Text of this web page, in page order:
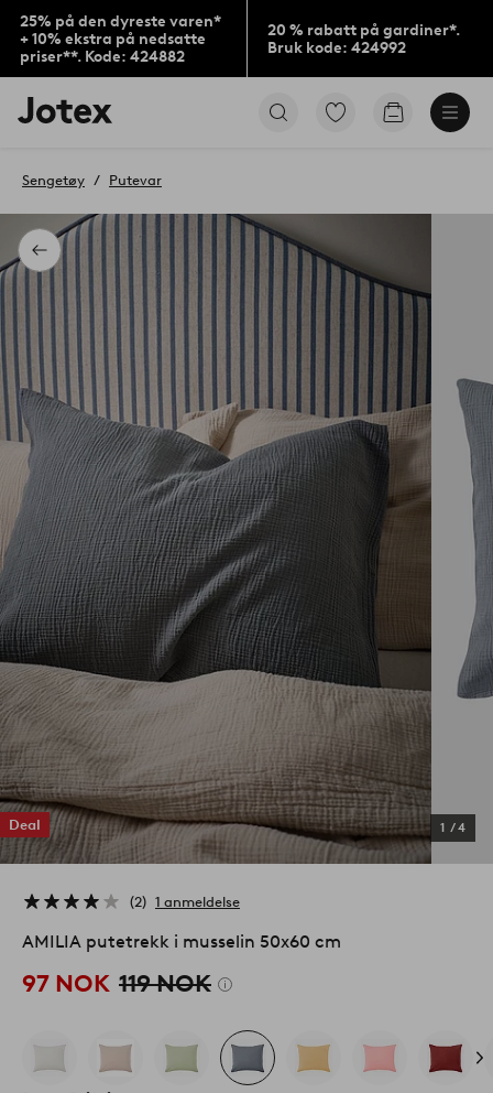
25% på den dyreste varen*
+ 10% ekstra på nedsatte
priser**. Kode: 424882
20 % rabatt på gardiner*.
Bruk kode: 424992
Jotex’
logo
til
Gå
Gå
Tilbake
Sengetøy Putevar
Deal 1 /4
2 1 anmeldelse
AMILIA putetrekk i musselin 50x60 cm
97 NOK 119 NOK